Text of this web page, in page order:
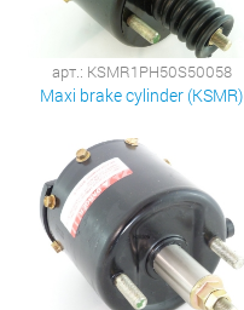
арт.: KSMR1PH50S50058
Maxi brake cylinder (KSMR)